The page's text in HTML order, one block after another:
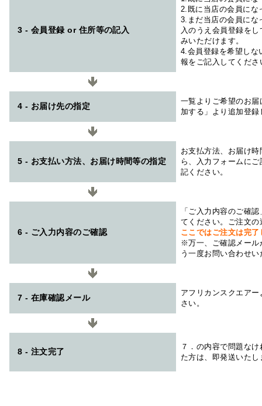
3 - 会員登録 or 住所等の記入
2.既に当店の会員にな
3.まだ当店の会員にな
入のうえ会員登録を
みいただけます。
4.会員登録を希望しな
報をご記入してくださ
4 - お届け先の指定
一覧よりご希望のお
加する」より追加登
5 - お支払い方法、お届け時間等の指定
お支払方法、お届け
ら、入力フォームに
記ください。
6 - ご入力内容のご確認
「ご入力内容のご確
てください。ご注文
ここではご注文は完
※万一、ご確認メール
う一度お問い合わせ
7 - 在庫確認メール
アフリカンスクエアー
さい。
8 - 注文完了
７．の内容で問題な
た方は、即発送いたし